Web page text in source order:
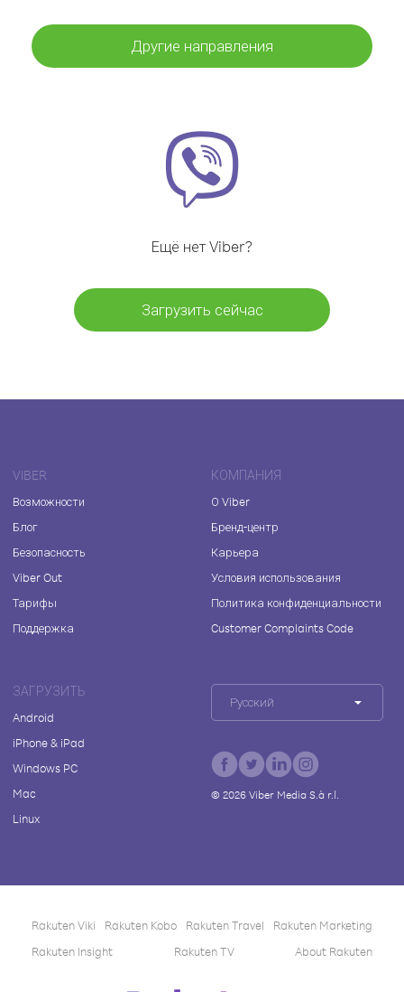
Другие направления
Ещё нет Viber?
Загрузить сейчас
VIBER
Возможности
Блог
Безопасность
Viber Out
Тарифы
Поддержка
КОМПАНИЯ
О Viber
Бренд-центр
Карьера
Условия использования
Политика конфиденциальности
Customer Complaints Code
ЗАГРУЗИТЬ
Android
iPhone & iPad
Windows PC
Mac
Linux
Русский
© 2026Viber Media S.à r.l.
Rakuten Viki Rakuten Kobo Rakuten Travel
Rakuten Marketing
Rakuten Insight
Rakuten TV About Rakuten